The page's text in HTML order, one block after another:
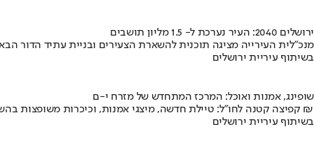
ירושלים 2040: העיר נערכת ל- 1.5 מליון תושבים
מנכ"לית העירייה מציגה תוכנית להשארת הצעירים ובניית עתיד הדור
בשיתוף עיריית ירושלים
שופינג, אמנות ואוכל: המרכז המתחדש של מזרח י-ם
קפיצה קטנה לחו"ל: טיילת חדשה, מיצגי אמנות, וכיכרות משופצות בהשקעה של 100 מיליון ₪
בשיתוף עיריית ירושלים